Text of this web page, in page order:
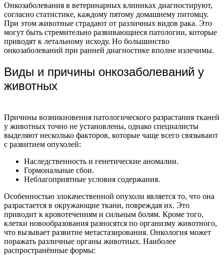
Онкозаболевания в ветеринарных клиниках диагностируют,
согласно статистике, каждому пятому домашнему питомцу.
При этом животные страдают от различных видов рака. Это
могут быть стремительно развивающиеся патологии, которые
приводят к летальному исходу. Но большинство
онкозаболеваний при ранней диагностике вполне излечимы.
Виды и причины онкозаболеваний у
животных
Причины возникновения патологического разрастания тканей
у животных точно не установлены, однако специалисты
выделяют несколько факторов, которые чаще всего связывают
с развитием опухолей:
Наследственность и генетические аномалии.
Гормональные сбои.
Неблагоприятные условия содержания.
Особенностью злокачественной опухоли является то, что она
разрастается в окружающие ткани, повреждая их. Это
приводит к кровотечениям и сильным болям. Кроме того,
клетки новообразования разносятся по организму животного,
что вызывает развитие метастазирования. Онкология может
поражать различные органы животных. Наиболее
распространённые формы: